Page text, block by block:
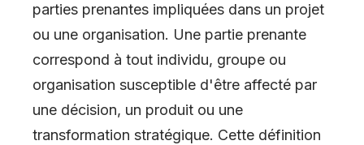
parties prenantes impliquées dans un projet
ou une organisation. Une partie prenante
correspond à tout individu, groupe ou
organisation susceptible d'être affecté par
une décision, un produit ou une
transformation stratégique. Cette définition